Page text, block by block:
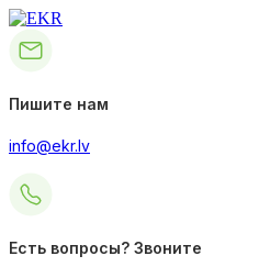
Пишите нам
info@ekr.lv
Есть вопросы? Звоните